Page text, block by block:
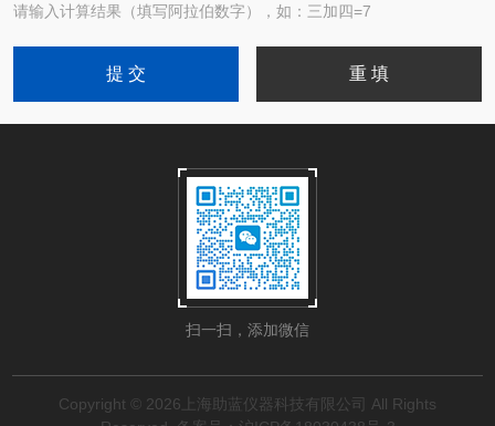
请输入计算结果（填写阿拉伯数字），如：三加四=7
扫一扫，添加微信
Copyright © 2026上海助蓝仪器科技有限公司 All Rights